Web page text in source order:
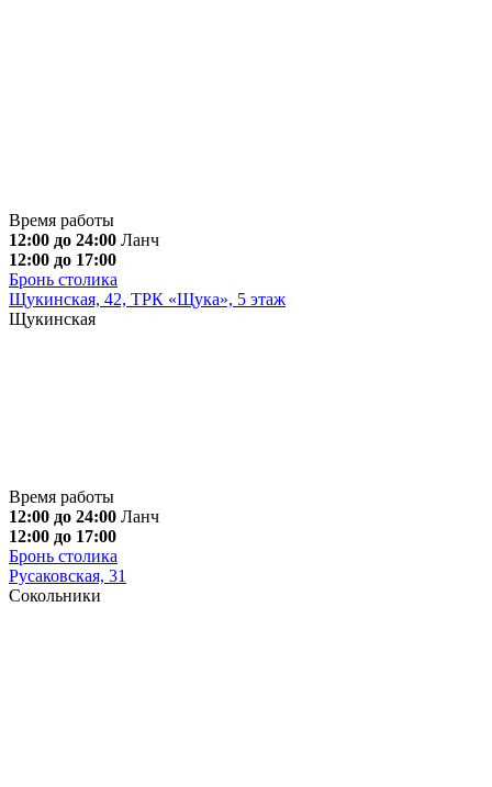
Время работы
12:00 до 24:00 Ланч
12:00 до 17:00
Бронь столика
Щукинская, 42, ТРК «Щука», 5 этаж
Щукинская
Время работы
12:00 до 24:00 Ланч
12:00 до 17:00
Бронь столика
Русаковская, 31
Сокольники